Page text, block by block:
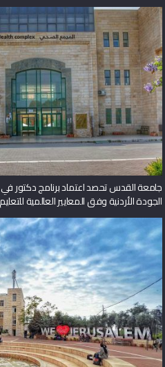
جامعة القدس تحصد اعتماد برنامج دكتور
الجودة الأردنية وفق المعايير العالمية